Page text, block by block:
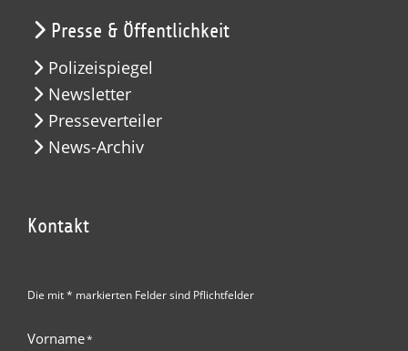
Presse & Öffentlichkeit
Polizeispiegel
Newsletter
Presseverteiler
News-Archiv
Kontakt
Die mit * markierten Felder sind Pflichtfelder
Vorname*